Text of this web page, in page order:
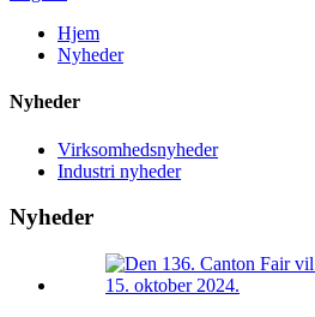
Hjem
Nyheder
Nyheder
Virksomhedsnyheder
Industri nyheder
Nyheder